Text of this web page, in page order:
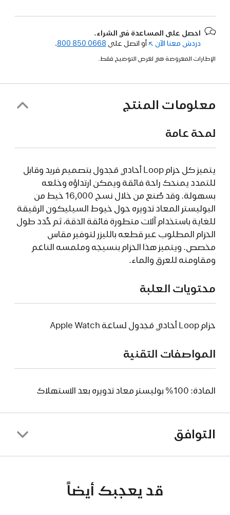
احصل على المساعدة في الشراء.
دردش معنا الآن (فتح
نافذة
أو اتصل على 800 850 0668
.
الإطارات المعروضة هي لغرض التوضيح فقط.
معلومات المنتج
لمحة عامة
يتميز كل حزام Loop أحادي مَجدول بتصميم فريد وقابل
للتمدد يمنحك راحة فائقة ويمكن ارتداؤه وخلعه
بسهولة. وقد صُنع من خلال نسج 16,000 خيط من
البوليستر المعاد تدويره حول خيوط السيليكون الرقيقة
للغاية باستخدام آلات متطورة فائقة الدقة، ثم حُدد طول
الحزام المطلوب عبر قطعه بالليزر لتوفير مقاس
مخصص. ويتميز هذا الحزام بنسيجه وملمسه الناعم
ومقاومته للعرق والماء.
محتويات العلبة
حزام Loop أحادي مَجدول لساعة Apple Watch
المواصفات التقنية
المادة: 100% بوليستر معاد تدويره بعد الاستهلاك
التوافق
قد يعجبك أيضاً